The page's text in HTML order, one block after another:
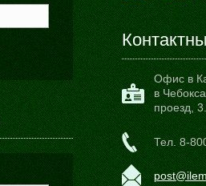
Офис в
в
проезд, 3.
Тел.8-